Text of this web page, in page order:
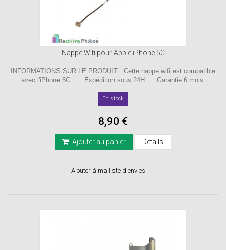
Nappe Wifi pour Apple iPhone 5C
INFORMATIONS SUR LE PRODUIT : Cette nappe wifi est compatible
avec l'iPhone 5C. Expédition sous 24H . Garantie 6 mois.
En stock
8,90 €
Ajouter au panier Détails
Ajouter à ma liste d'envies